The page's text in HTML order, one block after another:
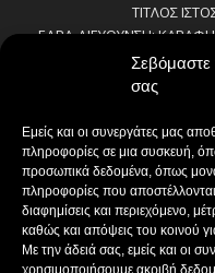
Σεβόμαστε
σας
Εμείς και οι συνεργάτες μας
πληροφορίες σε μια συσκευή,
προσωπικά δεδομένα, όπως
πληροφορίες που
διαφημίσεις και περιεχόμενο,
καθώς και απόψεις του κοινού
Με την άδειά σας, εμείς και οι
χρησιμοποιήσουμε ακριβή
ΤΙΤΛΟΣ
ΕΔΡΑ-ΔΙΕΥΘΥΝΣΗ: ΚΑΒΑΦΗ
ΤΗΛΕΦΩΝΟ:
E-MAIL:
ΝΟΜΙΜΟΣ
ΔΙΕΥΘΥΝΤΗΣ
ΔΙΑΧΕΙΡΙΣΤΗΣ-ΔΙΚΑΙΟΥΧΟΣ